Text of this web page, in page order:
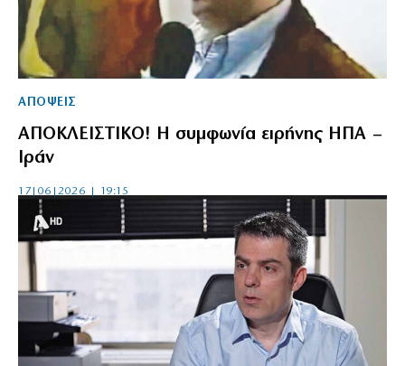
ΑΠΟΨΕΙΣ
ΑΠΟΚΛΕΙΣΤΙΚΟ! Η συμφωνία ειρήνης ΗΠΑ –
Ιράν
17|06|2026 | 19:15